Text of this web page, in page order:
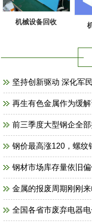
机械设备回收
坚持创新驱动 深化军民融合保
再生有色金属作为缓解资源环境约束的重
前三季度大型钢企全部扭亏 钢
钢价最高涨120，螺纹钢冲上
钢材市场库存量依旧偏低
金属的报废周期刚刚来临
全国各省市废弃电器